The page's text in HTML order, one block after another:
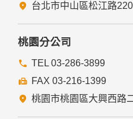
台北市中山區松江路
桃園分公司
TEL 03-286-3899
FAX 03-216-1399
桃園市桃園區大興西路